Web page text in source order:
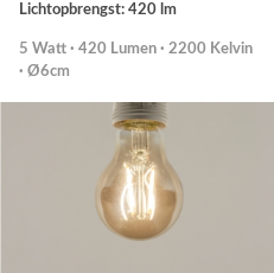
Lichtopbrengst: 420 lm
5 Watt · 420 Lumen · 2200 Kelvin
· Ø6cm